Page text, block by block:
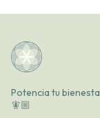
Potencia tu
🧚🏼